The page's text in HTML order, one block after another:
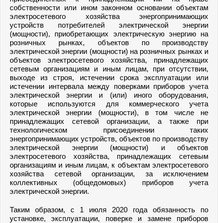
собственности или ином законном основании объектам
электросетевого хозяйства энергопринимающих
устройств потребителей электрической энергии
(мощности), приобретающих электрическую энергию на
розничных рынках, объектов по производству
электрической энергии (мощности) на розничных рынках и
объектов электросетевого хозяйства, принадлежащих
сетевым организациям и иным лицам, при отсутствии,
выходе из строя, истечении срока эксплуатации или
истечении интервала между поверками приборов учета
электрической энергии и (или) иного оборудования,
которые используются для коммерческого учета
электрической энергии (мощности), в том числе не
принадлежащих сетевой организации, а также при
технологическом присоединении таких
энергопринимающих устройств, объектов по производству
электрической энергии (мощности) и объектов
электросетевого хозяйства, принадлежащих сетевым
организациям и иным лицам, к объектам электросетевого
хозяйства сетевой организации, за исключением
коллективных (общедомовых) приборов учета
электрической энергии.
Таким образом, с 1 июля 2020 года обязанность по
установке, эксплуатации, поверке и замене приборов